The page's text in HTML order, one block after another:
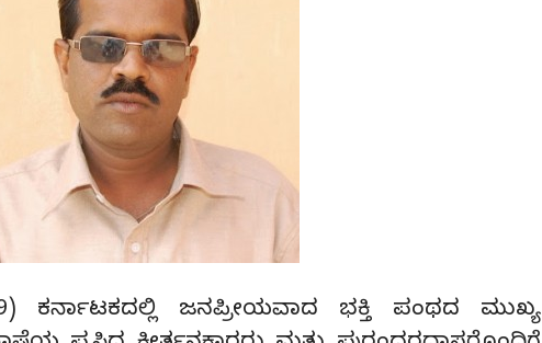
ಕರ್ನಾಟಕದಲ್ಲಿ ಜನಪ್ರೀಯವಾದ ಭಕ್ತಿ ಪಂಥದ ಮುಖ್ಯ